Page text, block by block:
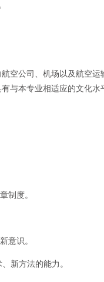
公司、机场以及航空运
与本专业相适应的文化
制度。
意识。
新方法的能力。